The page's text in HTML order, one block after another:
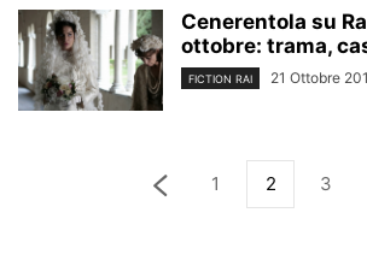
Cenerentola su
ottobre: trama,
FICTION RAI 21 Ottobre
1 2 3